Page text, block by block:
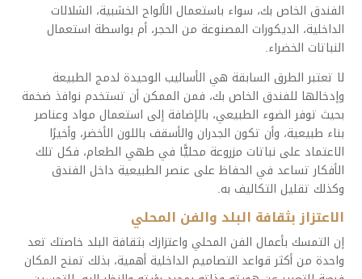
الفندق الخاص بك، سواء باستعمال الألواح الخشبية، الشلالات
الداخلية، الديكورات المصنوعة من الحجر، أم بواسطة استعمال
النباتات الخضراء.
لا تعتبر الطرق السابقة هي الأساليب الوحيدة لدمج الطبيعة
وإدخالها للفندق الخاص بك، فمن الممكن أن تستخدم نوافذ ضخمة
بحيث توفر الضوء الطبيعي، بالإضافة إلى استعمال مواد وعناصر
بناء طبيعية، وأن تكون الجدران والأسقف باللون الأخضر، وأخيرًا
الاعتماد على نباتات مزروعة محليًّا في طهي الطعام، فكل تلك
الأفكار تساعد في الحفاظ على عنصر الطبيعية داخل الفندق
وكذلك تقليل التكاليف به.
الاعتزاز بثقافة البلد والفن المحلي
إن التمسك بأعمال الفن المحلي واعتزازك بثقافة البلد خاصتك تعد
واحدة من أكثر قواعد التصاميم الداخلية أهمية، بذلك تمنح المكان